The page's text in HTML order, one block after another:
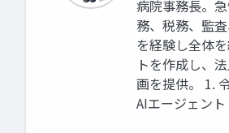
病院事務長。
務、税務、監
を経験し全体
トを作成し、
画を提供。 1.
AIエージェン